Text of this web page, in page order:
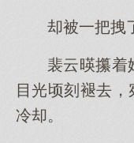
却被一把拽
裴云暎攥着
目光顷刻褪去
冷却。